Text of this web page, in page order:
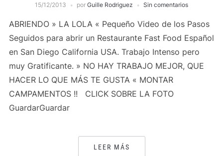
15/12/2013 por Guille Rodriguez Sin comentarios
ABRIENDO » LA LOLA « Pequeño Video de los Pasos
Seguidos para abrir un Restaurante Fast Food Español
en San Diego California USA. Trabajo Intenso pero
muy Gratificante. » NO HAY TRABAJO MEJOR, QUE
HACER LO QUE MÁS TE GUSTA « MONTAR
CAMPAMENTOS !! CLICK SOBRE LA FOTO
GuardarGuardar
LEER MÁS